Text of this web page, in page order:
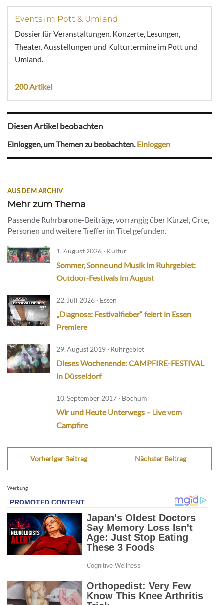
Events im Pott & Umland
Dossier für Veranstaltungen, Konzerte, Lesungen,
Theater, Ausstellungen und Kulturtermine im Pott und
Umland.
200 Artikel
Diesen Artikel beobachten
Einloggen, um Themen zu beobachten.Einloggen
AUS DEM ARCHIV
Mehr zum Thema
Passende Ruhrbarone-Beiträge, vorrangig über Kürzel, Orte,
Personen und weitere Treffer im Titel gefunden.
1. August 2026 · Kultur
Sommer, Sonne und Musik im Ruhrgebiet:
Outdoor-Festivals im August
22. Juli 2026 · Essen
„Diagnose: Festivalfieber“ feiert in Essen
Premiere
29. August 2019 · Ruhrgebiet
Dieses Wochenende: CAMPFIRE-FESTIVAL
in Düsseldorf
10. September 2017 · Bochum
Wir und Heute Unterwegs – Live vom
Campfire
Vorheriger Beitrag Nächster Beitrag
Werbung